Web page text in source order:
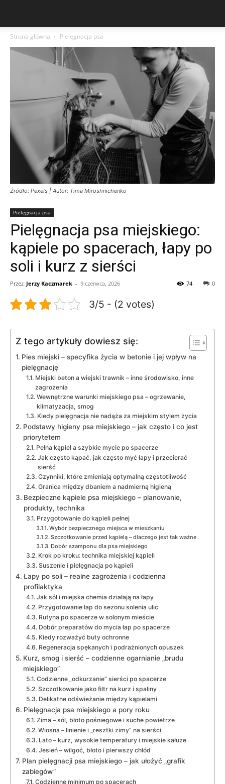
Strona główna Pielęgnacja psa
Źródło: Pexels | Autor: Tima Miroshnichenko
Pielęgnacja psa
Pielęgnacja psa miejskiego:
kąpiele po spacerach, łapy po
soli i kurz z sierści
Przez Jerzy Kaczmarek - 9 czerwca, 2026 0
74
3/5 - (2 votes)
Z tego artykuły dowiesz się:
Pies miejski – specyfika życia w betonie i jej wpływ na
pielęgnację
Miejski beton a wiejski trawnik – inne środowisko, inne
zagrożenia
Wewnętrzne warunki miejskiego psa – ogrzewanie,
klimatyzacja, smog
Kiedy pielęgnacja nie nadąża za miejskim stylem życia
Podstawy higieny psa miejskiego – jak często i co jest
priorytetem
Pełna kąpiel a szybkie mycie po spacerze
Jak często kąpać, jak często myć łapy i przecierać
sierść
Czynniki, które zmieniają optymalną częstotliwość
Granica między dbaniem a nadmierną higieną
Bezpieczne kąpiele psa miejskiego – planowanie,
produkty, technika
Przygotowanie do kąpieli pełnej
Wybór bezpiecznego miejsca w mieszkaniu
Szczotkowanie przed kąpielą – dlaczego jest tak ważne
Dobór szamponu dla psa miejskiego
Krok po kroku: technika miejskiej kąpieli
Suszenie i pielęgnacja po kąpieli
Łapy po soli – realne zagrożenia i codzienna
profilaktyka
Jak sól i miejska chemia działają na łapy
Przygotowanie łap do sezonu solenia ulic
Rutyna po spacerze w solonym mieście
Dobór preparatów do mycia łap po spacerze
Kiedy rozważyć buty ochronne
Regeneracja spękanych i podrażnionych opuszek
Kurz, smog i sierść – codzienne ogarnianie „brudu
miejskiego”
Codzienne „odkurzanie” sierści po spacerze
Szczotkowanie jako filtr na kurz i spaliny
Delikatne odświeżanie między kąpielami
Pielęgnacja psa miejskiego a pory roku
Zima – sól, błoto pośniegowe i suche powietrze
Wiosna – linienie i „resztki zimy” na sierści
Lato – kurz, wysokie temperatury i miejskie kałuże
Jesień – wilgoć, błoto i pierwszy chłód
Plan pielęgnacji psa miejskiego – jak ułożyć „grafik
zabiegów”
Codzienne minimum po spacerach